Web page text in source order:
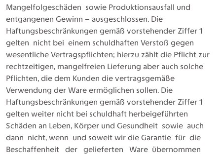
Mangelfolgeschäden sowie Produktionsausfall und
entgangenen Gewinn – ausgeschlossen. Die
Haftungsbeschränkungen gemäß vorstehender Ziffer 1
gelten nicht bei einem schuldhaften Verstoß gegen
wesentliche Vertragspflichten; hierzu zählt die Pflicht zur
rechtzeitigen, mangelfreien Lieferung aber auch solche
Pflichten, die dem Kunden die vertragsgemäße
Verwendung der Ware ermöglichen sollen. Die
Haftungsbeschränkungen gemäß vorstehender Ziffer 1
gelten weiter nicht bei schuldhaft herbeigeführten
Schäden an Leben, Körper und Gesundheit sowie auch
dann nicht, wenn und soweit wir die Garantie für die
Beschaffenheit der gelieferten Ware übernommen